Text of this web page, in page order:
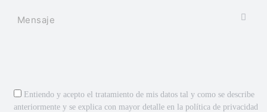
Entiendo y acepto el tratamiento de mis datos tal y como se describe
anteriormente y se explica con mayor detalle en la política de privacidad